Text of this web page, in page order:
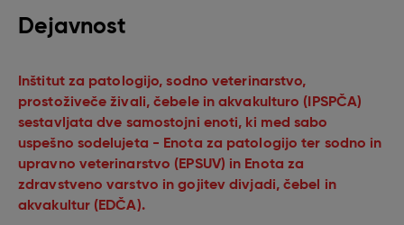
Dejavnost
Inštitut za patologijo, sodno veterinarstvo,
prostoživeče živali, čebele in akvakulturo (IPSPČA)
sestavljata dve samostojni enoti, ki med sabo
uspešno sodelujeta - Enota za patologijo ter sodno in
upravno veterinarstvo (EPSUV) in Enota za
zdravstveno varstvo in gojitev divjadi, čebel in
akvakultur (EDČA).